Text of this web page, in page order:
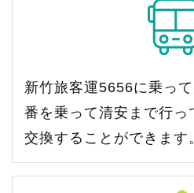
新竹旅客運5656に乗っ
番を乗って清安まで行っ
交換することができます